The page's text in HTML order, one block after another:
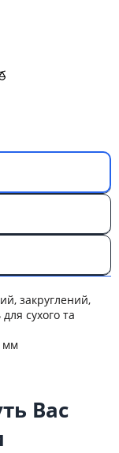
закруглений,
сухого та
мм
Вас